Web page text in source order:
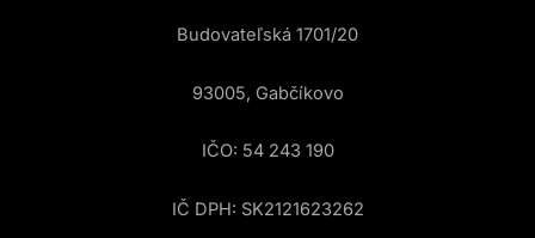
Budovateľská 1701/20
93005, Gabčíkovo
IČO: 54 243 190
IČ DPH: SK2121623262